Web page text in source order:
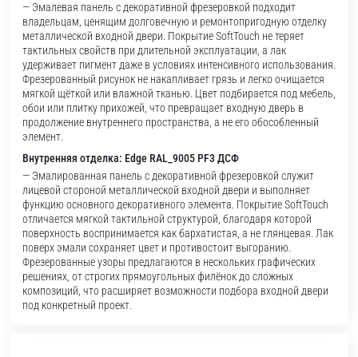
— Эмалевая панель с декоративной фрезеровкой подходит
владельцам, ценящим долговечную и ремонтопригодную отделку
металлической входной двери. Покрытие SoftTouch не теряет
тактильных свойств при длительной эксплуатации, а лак
удерживает пигмент даже в условиях интенсивного использования.
Фрезерованный рисунок не накапливает грязь и легко очищается
мягкой щёткой или влажной тканью. Цвет подбирается под мебель,
обои или плитку прихожей, что превращает входную дверь в
продолжение внутреннего пространства, а не его обособленный
элемент.
Внутренняя отделка: Edge RAL_9005 PF3 ДСФ
— Эмалированная панель с декоративной фрезеровкой служит
лицевой стороной металлической входной двери и выполняет
функцию основного декоративного элемента. Покрытие SoftTouch
отличается мягкой тактильной структурой, благодаря которой
поверхность воспринимается как бархатистая, а не глянцевая. Лак
поверх эмали сохраняет цвет и противостоит выгоранию.
Фрезерованные узоры предлагаются в нескольких графических
решениях, от строгих прямоугольных филёнок до сложных
композиций, что расширяет возможности подбора входной двери
под конкретный проект.